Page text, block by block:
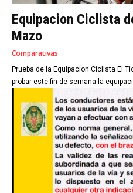
Equipacion Ciclista
Mazo
Comparativas
Prueba de la Equipacion Ciclista El
probar este fin de semana la